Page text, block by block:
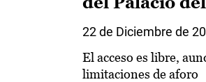
22 de Diciembre de
El acceso es libre,
limitaciones de aforo